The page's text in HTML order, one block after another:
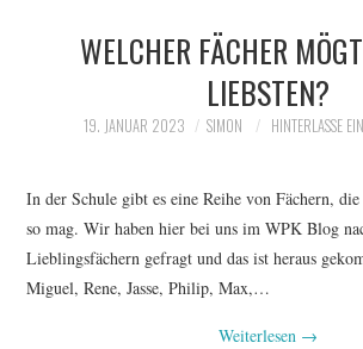
WELCHER FÄCHER
LIEBSTEN?
19. JANUAR 2023 SIMON HINTERLASSE
In der Schule gibt es eine Reihe von Fächern,
so mag. Wir haben hier bei uns im WPK Blog
Lieblingsfächern gefragt und das ist heraus
Miguel, Rene, Jasse, Philip, Max,…
Weiterlesen →